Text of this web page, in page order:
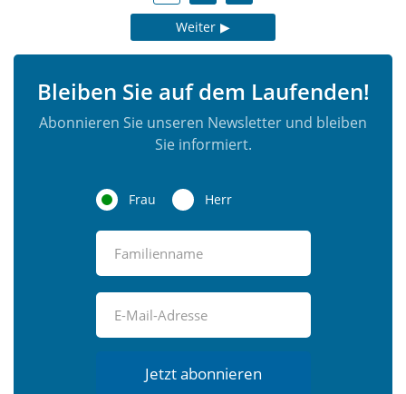
Weiter
Bleiben Sie auf dem Laufenden!
Abonnieren Sie unseren Newsletter und bleiben
Sie informiert.
Frau Herr
Jetzt abonnieren